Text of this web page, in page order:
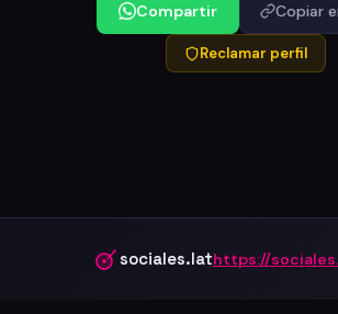
Compartir Copiar
Reclamar perfil
sociales.lathttps://